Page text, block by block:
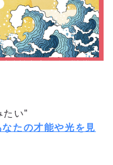
い”
なたの才能や光を見